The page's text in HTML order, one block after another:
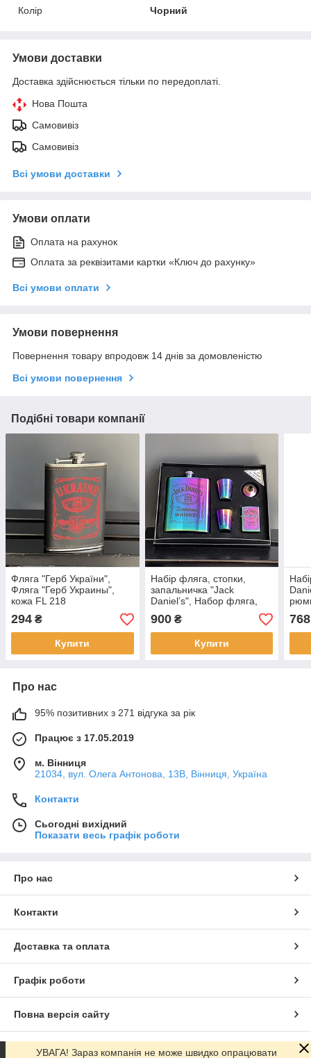
Колір
Чорний
Умови доставки
Доставка здійснюється тільки по передоплаті.
Нова Пошта
Самовивіз
Самовивіз
Всі умови доставки
Умови оплати
Оплата на рахунок
Оплата за реквізитами картки «Ключ до рахунку»
Всі умови оплати
Умови повернення
Повернення товару впродовж 14 днів за домовленістю
Всі умови повернення
Подібні товари компанії
Фляга "Герб України",
Фляга "Герб Украины",
кожа FL 218
294 ₴
Купити
Набір фляга, стопки,
запальничка "Jack
Daniel’s", Набор фляга,
рюмки, зажигалка "Джек
Дениалс"
900₴
Купити
155
768
Про нас
95% позитивних з 271 відгука за рік
Працює з 17.05.2019
м. Вінниця
21034, вул. Олега Антонова, 13В, Вінниця, Україна
Контакти
Сьогодні вихідний
Показати весь графік роботи
Про нас
Контакти
Доставка та оплата
Графік роботи
Повна версія сайту
Сайт створено на маркетплейсіProm.ua
УВАГА! Зараз компанія не може швидко опрацювати